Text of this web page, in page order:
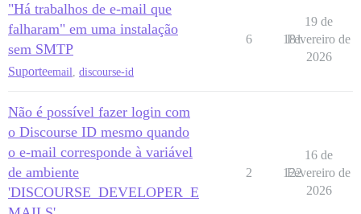
"Há trabalhos de e-mail que
falharam" em uma instalação
sem SMTP
Suporteemail discourse-id
6 181
19 de
Fevereiro de
2026
Não é possível fazer login com
o Discourse ID mesmo quando
o e-mail corresponde à variável
de ambiente
'DISCOURSE_DEVELOPER_E
2 122
16 de
Fevereiro de
2026